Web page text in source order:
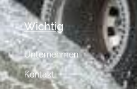
Wichtig
Unternehmen
Kontakt